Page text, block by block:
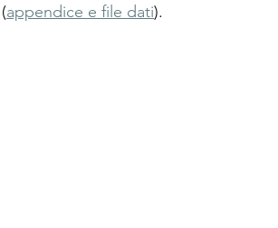
appendice e file dati).